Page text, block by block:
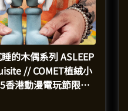
的木偶系列 ASLEEP
// COMET植絨小
香港動漫電玩節限定
型（高33釐米）